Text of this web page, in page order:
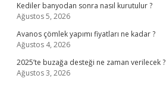
Kediler banyodan sonra nasıl kurutulur ?
Ağustos 5, 2026
Avanos çömlek yapımı fiyatları ne kadar ?
Ağustos 4, 2026
2025’te buzağa desteği ne zaman verilecek ?
Ağustos 3, 2026